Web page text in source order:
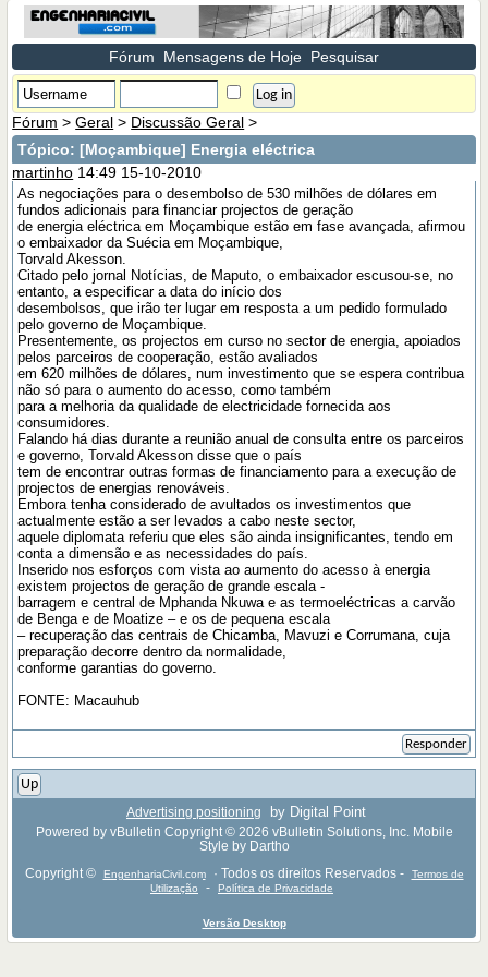
Fórum Mensagens de Hoje Pesquisar
Fórum >Geral > Discussão Geral >
Tópico:[Moçambique] Energia eléctrica
martinho 14:49 15-10-2010
As negociações para o desembolso de 530 milhões de dólares em
fundos adicionais para financiar projectos de geração
de energia eléctrica em Moçambique estão em fase avançada, afirmou
o embaixador da Suécia em Moçambique,
Torvald Akesson.
Citado pelo jornal Notícias, de Maputo, o embaixador escusou-se, no
entanto, a especificar a data do início dos
desembolsos, que irão ter lugar em resposta a um pedido formulado
pelo governo de Moçambique.
Presentemente, os projectos em curso no sector de energia, apoiados
pelos parceiros de cooperação, estão avaliados
em 620 milhões de dólares, num investimento que se espera contribua
não só para o aumento do acesso, como também
para a melhoria da qualidade de electricidade fornecida aos
consumidores.
Falando há dias durante a reunião anual de consulta entre os parceiros
e governo, Torvald Akesson disse que o país
tem de encontrar outras formas de financiamento para a execução de
projectos de energias renováveis.
Embora tenha considerado de avultados os investimentos que
actualmente estão a ser levados a cabo neste sector,
aquele diplomata referiu que eles são ainda insignificantes, tendo em
conta a dimensão e as necessidades do país.
Inserido nos esforços com vista ao aumento do acesso à energia
existem projectos de geração de grande escala -
barragem e central de Mphanda Nkuwa e as termoeléctricas a carvão
de Benga e de Moatize – e os de pequena escala
– recuperação das centrais de Chicamba, Mavuzi e Corrumana, cuja
preparação decorre dentro da normalidade,
conforme garantias do governo.
FONTE: Macauhub
Responder
Up
Advertising positioning by Digital Point
Powered by vBulletin Copyright © 2026 vBulletin Solutions, Inc. Mobile
Style by Dartho
Copyright ©
EngenhariaCivil.com · Todos os direitos Reservados -
Termos de
Utilização
- Política de Privacidade
Versão Desktop